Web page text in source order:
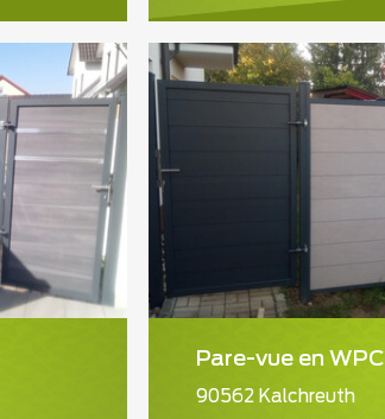
Pare-vue en WPC
90562 Kalchreuth